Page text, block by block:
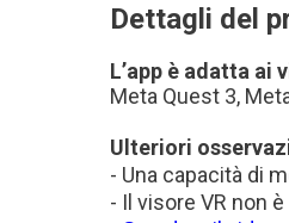
Dettagli del
L’app è adatta ai
Meta Quest 3,
Ulteriori
- Una capacità di
- Il visore VR non